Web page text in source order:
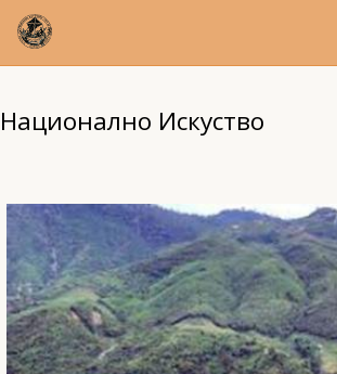
Национално Искуство